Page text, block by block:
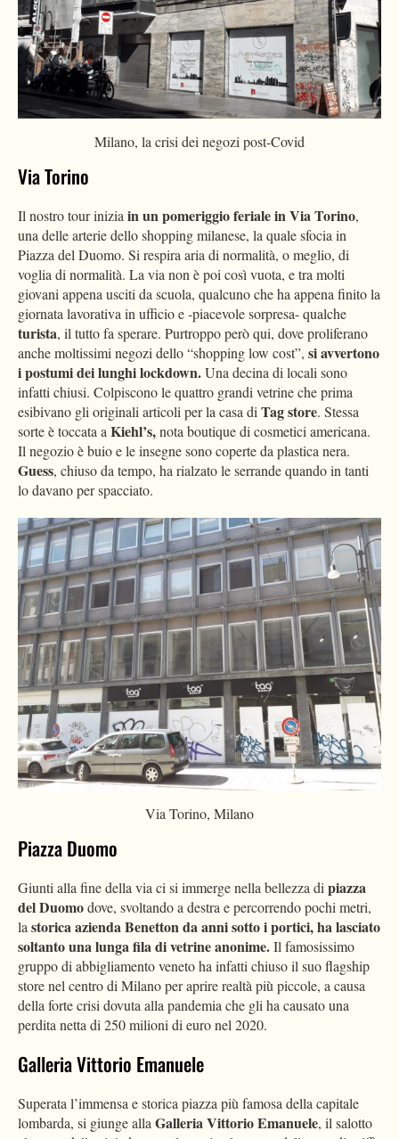
Milano, la crisi dei negozi post-Covid
Via Torino
Il nostro tour inizia in un pomeriggio feriale in Via Torino,
una delle arterie dello shopping milanese, la quale sfocia in
Piazza del Duomo. Si respira aria di normalità, o meglio, di
voglia di normalità. La via non è poi così vuota, e tra molti
giovani appena usciti da scuola, qualcuno che ha appena finito la
giornata lavorativa in ufficio e -piacevole sorpresa- qualche
turista, il tutto fa sperare. Purtroppo però qui, dove proliferano
anche moltissimi negozi dello “shopping low cost”, si avvertono
i postumi dei lunghi lockdown.Una decina di locali sono
infatti chiusi. Colpiscono le quattro grandi vetrine che prima
esibivano gli originali articoli per la casa di Tag store. Stessa
sorte è toccata a Kiehl’s,nota boutique di cosmetici americana.
Il negozio è buio e le insegne sono coperte da plastica nera.
Guess, chiuso da tempo, ha rialzato le serrande quando in tanti
lo davano per spacciato.
Via Torino, Milano
Piazza Duomo
Giunti alla fine della via ci si immerge nella bellezza di piazza
del Duomodove, svoltando a destra e percorrendo pochi metri,
la storica azienda Benetton da anni sotto i portici, ha lasciato
soltanto una lunga fila di vetrine anonime.Il famosissimo
gruppo di abbigliamento veneto ha infatti chiuso il suo flagship
store nel centro di Milano per aprire realtà più piccole, a causa
della forte crisi dovuta alla pandemia che gli ha causato una
perdita netta di 250 milioni di euro nel 2020.
Galleria Vittorio Emanuele
Superata l’immensa e storica piazza più famosa della capitale
lombarda, si giunge alla Galleria Vittorio Emanuele, il salotto